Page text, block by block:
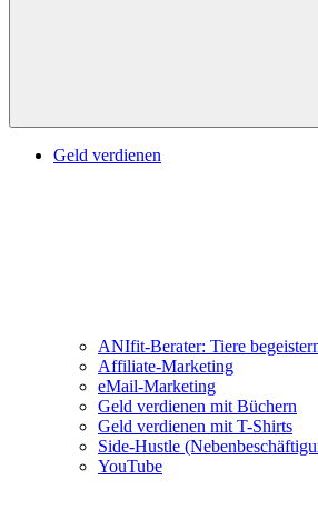
Geld verdienen
ANIfit-Berater: Tiere
Affiliate-Marketing
eMail-Marketing
Geld verdienen mit Büchern
Geld verdienen mit T-Shirts
Side-Hustle
YouTube